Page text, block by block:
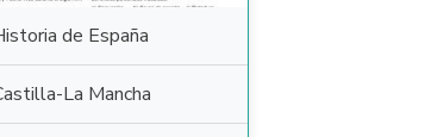
de España
La Mancha